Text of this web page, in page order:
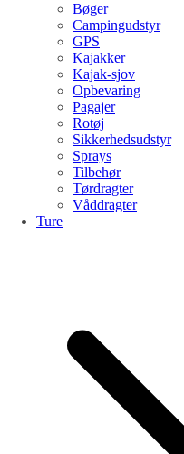
Bøger
Campingudstyr
GPS
Kajakker
Kajak-sjov
Opbevaring
Pagajer
Rotøj
Sikkerhedsudstyr
Sprays
Tilbehør
Tørdragter
Våddragter
Ture